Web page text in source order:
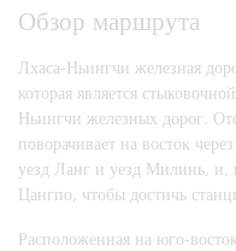
Обзор маршрута
Лхаса-Ньингчи железная
которая является
Ньингчи железных дорог.
поворачивает на восток
уезд Ланг и уезд Милинь, и,
Цангпо, чтобы достичь
Расположенная на юго-